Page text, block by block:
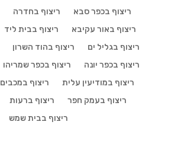
ריצוף בכפר סבא
ריצוף בחדרה
ריצוף באור עקיבא
ריצוף בבית ליד
ריצוף בגליל ים
ריצוף בהוד השרון
ריצוף בכפר יונה
ריצוף בכפר שמריהו
ריצוף במודיעין עלית
ריצוף במכבים
ריצוף בעמק חפר
ריצוף ברעות
ריצוף בבית שמש